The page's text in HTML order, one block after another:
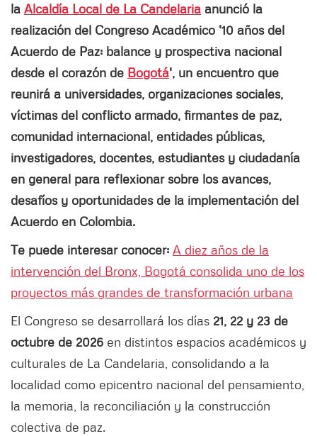
la Alcaldía Local de La Candelaria anunció la
realización del Congreso Académico '10 años del
Acuerdo de Paz: balance y prospectiva nacional
desde el corazón de Bogotá', un encuentro que
reunirá a universidades, organizaciones sociales,
víctimas del conflicto armado, firmantes de paz,
comunidad internacional, entidades públicas,
investigadores, docentes, estudiantes y ciudadanía
en general para reflexionar sobre los avances,
desafíos y oportunidades de la implementación del
Acuerdo en Colombia.
Te puede interesar conocer: A diez años de la
intervención del Bronx, Bogotá consolida uno de los
proyectos más grandes de transformación urbana
El Congreso se desarrollará los días 21, 22 y 23 de
octubre de 2026 en distintos espacios académicos y
culturales de La Candelaria, consolidando a la
localidad como epicentro nacional del pensamiento,
la memoria, la reconciliación y la construcción
colectiva de paz.